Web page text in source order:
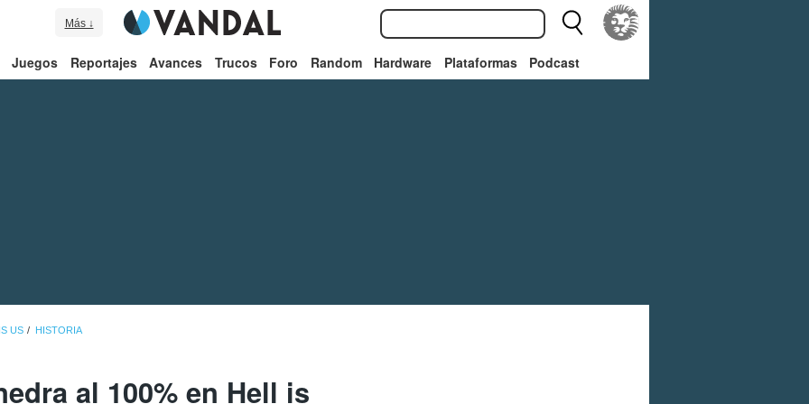
Más ↓
Juegos Reportajes Avances Trucos Foro Random Hardware Plataformas Podcast
US HISTORIA
al 100% en Hell is